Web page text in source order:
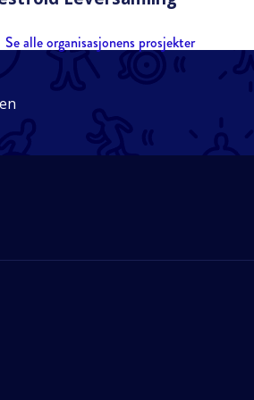
Se alle organisasjonens prosjekter